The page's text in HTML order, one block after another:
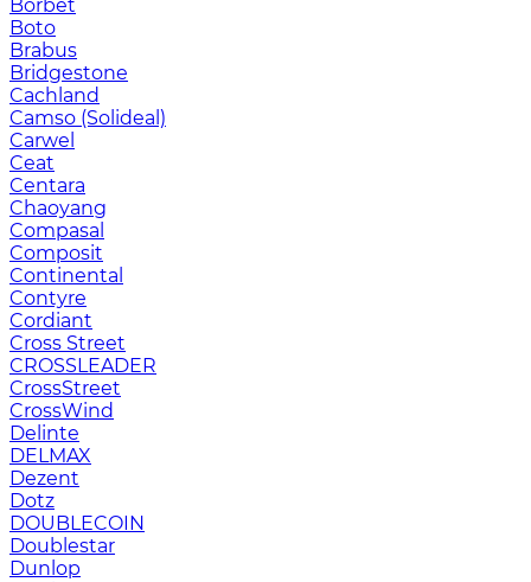
Borbet
Boto
Brabus
Bridgestone
Cachland
Camso (Solideal)
Carwel
Ceat
Centara
Chaoyang
Compasal
Composit
Continental
Contyre
Cordiant
Cross Street
CROSSLEADER
CrossStreet
CrossWind
Delinte
DELMAX
Dezent
Dotz
DOUBLECOIN
Doublestar
Dunlop